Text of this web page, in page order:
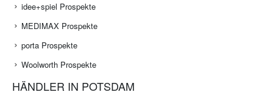
idee+spiel Prospekte
MEDIMAX Prospekte
porta Prospekte
Woolworth Prospekte
HÄNDLER IN POTSDAM